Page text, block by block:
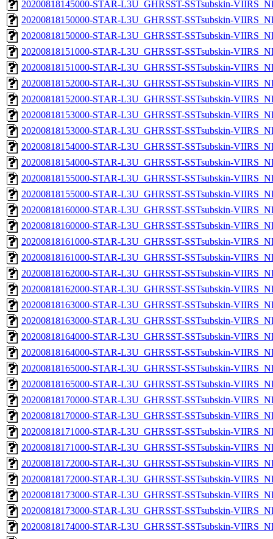
20200818145000-STAR-L3U_GHRSST-SSTsubskin-
20200818150000-STAR-L3U_GHRSST-SSTsubskin-
20200818150000-STAR-L3U_GHRSST-SSTsubskin-
20200818151000-STAR-L3U_GHRSST-SSTsubskin-
20200818151000-STAR-L3U_GHRSST-SSTsubskin-
20200818152000-STAR-L3U_GHRSST-SSTsubskin-
20200818152000-STAR-L3U_GHRSST-SSTsubskin-
20200818153000-STAR-L3U_GHRSST-SSTsubskin-
20200818153000-STAR-L3U_GHRSST-SSTsubskin-
20200818154000-STAR-L3U_GHRSST-SSTsubskin-
20200818154000-STAR-L3U_GHRSST-SSTsubskin-
20200818155000-STAR-L3U_GHRSST-SSTsubskin-
20200818155000-STAR-L3U_GHRSST-SSTsubskin-
20200818160000-STAR-L3U_GHRSST-SSTsubskin-
20200818160000-STAR-L3U_GHRSST-SSTsubskin-
20200818161000-STAR-L3U_GHRSST-SSTsubskin-
20200818161000-STAR-L3U_GHRSST-SSTsubskin-
20200818162000-STAR-L3U_GHRSST-SSTsubskin-
20200818162000-STAR-L3U_GHRSST-SSTsubskin-
20200818163000-STAR-L3U_GHRSST-SSTsubskin-
20200818163000-STAR-L3U_GHRSST-SSTsubskin-
20200818164000-STAR-L3U_GHRSST-SSTsubskin-
20200818164000-STAR-L3U_GHRSST-SSTsubskin-
20200818165000-STAR-L3U_GHRSST-SSTsubskin-
20200818165000-STAR-L3U_GHRSST-SSTsubskin-
20200818170000-STAR-L3U_GHRSST-SSTsubskin-
20200818170000-STAR-L3U_GHRSST-SSTsubskin-
20200818171000-STAR-L3U_GHRSST-SSTsubskin-
20200818171000-STAR-L3U_GHRSST-SSTsubskin-
20200818172000-STAR-L3U_GHRSST-SSTsubskin-
20200818172000-STAR-L3U_GHRSST-SSTsubskin-
20200818173000-STAR-L3U_GHRSST-SSTsubskin-
20200818173000-STAR-L3U_GHRSST-SSTsubskin-
20200818174000-STAR-L3U_GHRSST-SSTsubskin-